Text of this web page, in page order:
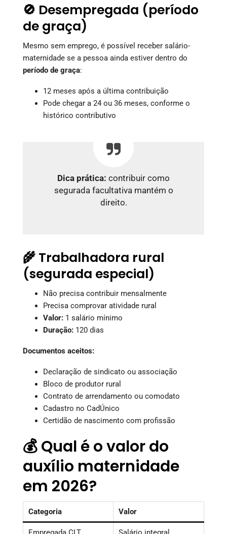
🚫 Desempregada (período
de graça)
Mesmo sem emprego, é possível receber salário-
maternidade se a pessoa ainda estiver dentro do
período de graça:
12 meses após a última contribuição
Pode chegar a 24 ou 36 meses, conforme o
histórico contributivo
Dica prática: contribuir como
segurada facultativa mantém o
direito.
🌾 Trabalhadora rural
(segurada especial)
Não precisa contribuir mensalmente
Precisa comprovar atividade rural
Valor: 1 salário mínimo
Duração: 120 dias
Documentos aceitos:
Declaração de sindicato ou associação
Bloco de produtor rural
Contrato de arrendamento ou comodato
Cadastro no CadÚnico
Certidão de nascimento com profissão
💰 Qual é o valor do
auxílio maternidade
em 2026?
Categoria Valor